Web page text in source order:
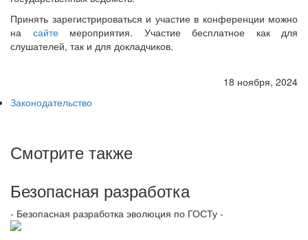
Принять зарегистрироваться и участие в конференции можно
на сайтемероприятия. Участие бесплатное как для
слушателей, так и для докладчиков.
18 ноября, 2024
Законодательство
Смотрите также
Безопасная разработка
- Безопасная разработка эволюция по ГОСТу -